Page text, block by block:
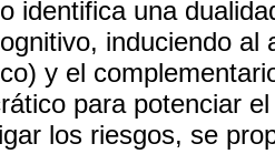
identifica una
induciendo al
y el
para potenciar
los riesgos, se